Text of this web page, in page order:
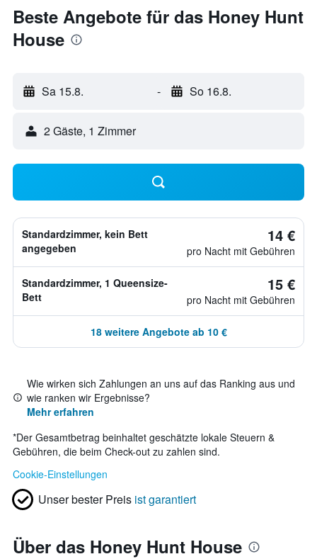
Beste Angebote für das Honey Hunt
House
Sa 15.8. - So 16.8.
2 Gäste, 1 Zimmer
Standardzimmer, kein Bett
angegeben
14 €
pro Nacht mit Gebühren
Standardzimmer, 1 Queensize-
Bett
15 €
pro Nacht mit Gebühren
18 weitere Angebote ab 10 €
Wie wirken sich Zahlungen an uns auf das Ranking aus und
wie ranken wir Ergebnisse?
Mehr erfahren
*Der Gesamtbetrag beinhaltet geschätzte lokale Steuern &
Gebühren, die beim Check-out zu zahlen sind.
Cookie-Einstellungen
Unser bester Preis ist garantiert
Über das Honey Hunt House